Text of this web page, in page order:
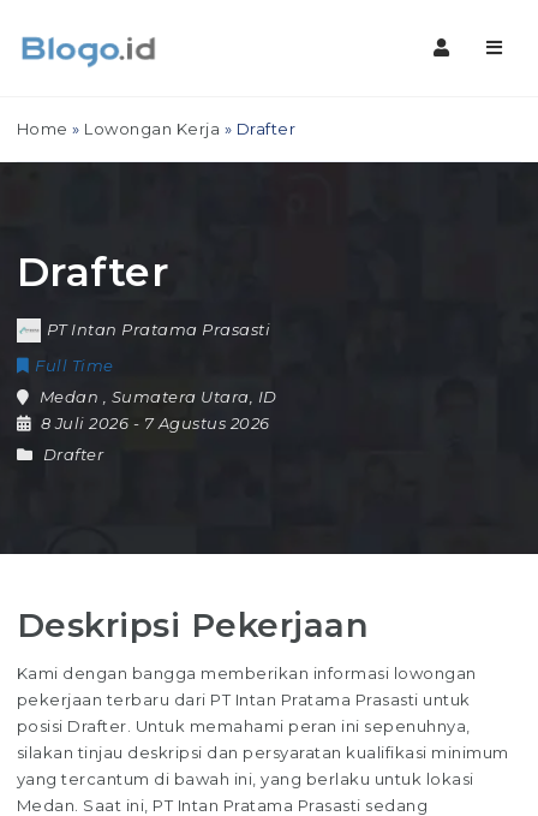
Home » Lowongan Kerja » Drafter
Drafter
PT Intan Pratama Prasasti
Full Time
Medan
Sumatera Utara
ID
8 Juli 2026 - 7 Agustus 2026
Drafter
Deskripsi Pekerjaan
Kami dengan bangga memberikan informasi lowongan
pekerjaan terbaru dari PT Intan Pratama Prasasti untuk
posisi Drafter. Untuk memahami peran ini sepenuhnya,
silakan tinjau deskripsi dan persyaratan kualifikasi minimum
yang tercantum di bawah ini, yang berlaku untuk lokasi
Medan. Saat ini, PT Intan Pratama Prasasti sedang